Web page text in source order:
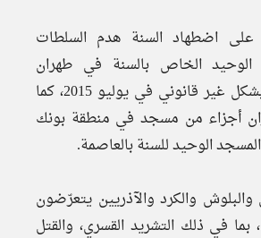
على اضطهاد السنة هدم السلطات
الوحيد الخاص بالسنة في طهران
بذريعة أنه يعمل بشكل غير قانوني في يوليو 2015، كما
أجزاء من مسجد في منطقة بونك
الوحيد للسنة بالعاصمة.
والبلوش والكرد والآذريين يتعرّضون
بما في ذلك التشريد القسري، والقتل